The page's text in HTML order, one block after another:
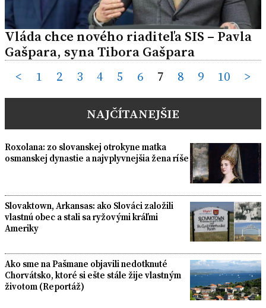
Vláda chce nového riaditeľa SIS – Pavla
Gašpara, syna Tibora Gašpara
Posts
pagination
< 1 2 3 4 5 6 7 8 9 10 >
NAJČÍTANEJŠIE
Roxolana: zo slovanskej otrokyne matka
osmanskej dynastie a najvplyvnejšia žena ríše
Slovaktown, Arkansas: ako Slováci založili
vlastnú obec a stali sa ryžovými kráľmi
Ameriky
Ako sme na Pašmane objavili nedotknuté
Chorvátsko, ktoré si ešte stále žije vlastným
životom (Reportáž)